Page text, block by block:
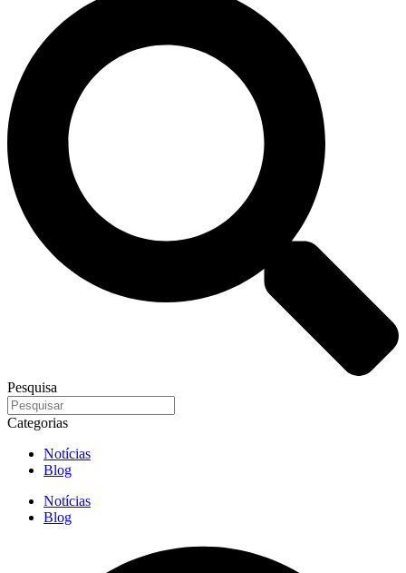
Pesquisa
Categorias
Notícias
Blog
Notícias
Blog